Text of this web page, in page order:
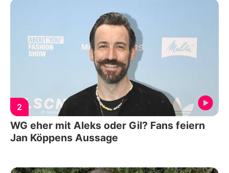
2
WG eher mit Aleks oder Gil? Fans feiern
Jan Köppens Aussage